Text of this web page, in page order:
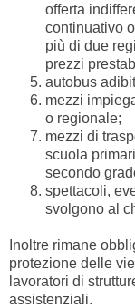
offerta
continuativo
più di due
prezzi
autobus
mezzi
o regionale;
mezzi di
scuola
secondo
spettacoli,
svolgono al
Inoltre rimane
protezione delle
lavoratori di
assistenziali.